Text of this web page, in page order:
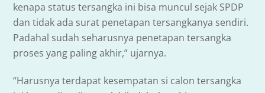
kenapa status tersangka ini bisa muncul sejak SPDP
dan tidak ada surat penetapan tersangkanya sendiri.
Padahal sudah seharusnya penetapan tersangka
proses yang paling akhir,” ujarnya.
“Harusnya terdapat kesempatan si calon tersangka